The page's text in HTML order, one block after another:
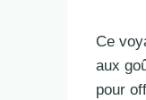
Ce
aux
pour